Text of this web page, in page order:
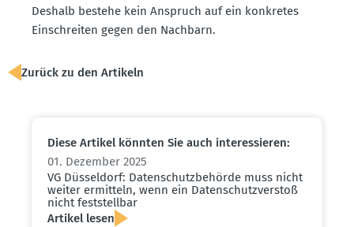
Deshalb bestehe kein Anspruch auf ein konkretes
Einschreiten gegen den Nachbarn.
Zurück zu den Artikeln
Diese Artikel könnten Sie auch inter­es­sieren:
01. Dezember 2025
VG Düsseldorf: Daten­schutz­be­hörde muss nicht
weiter ermitteln, wenn ein Daten­schutz­verstoß
nicht feststellbar
Artikel lesen